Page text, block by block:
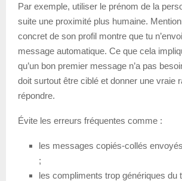
Par exemple, utiliser le prénom de la
suite une proximité plus humaine.
concret de son profil montre que tu
message automatique. Ce que cela
qu’un bon premier message n’a pas
doit surtout être ciblé et donner une vraie
répondre.
Évite les erreurs fréquentes comme :
les messages copiés-collés
;
les compliments trop génériques du